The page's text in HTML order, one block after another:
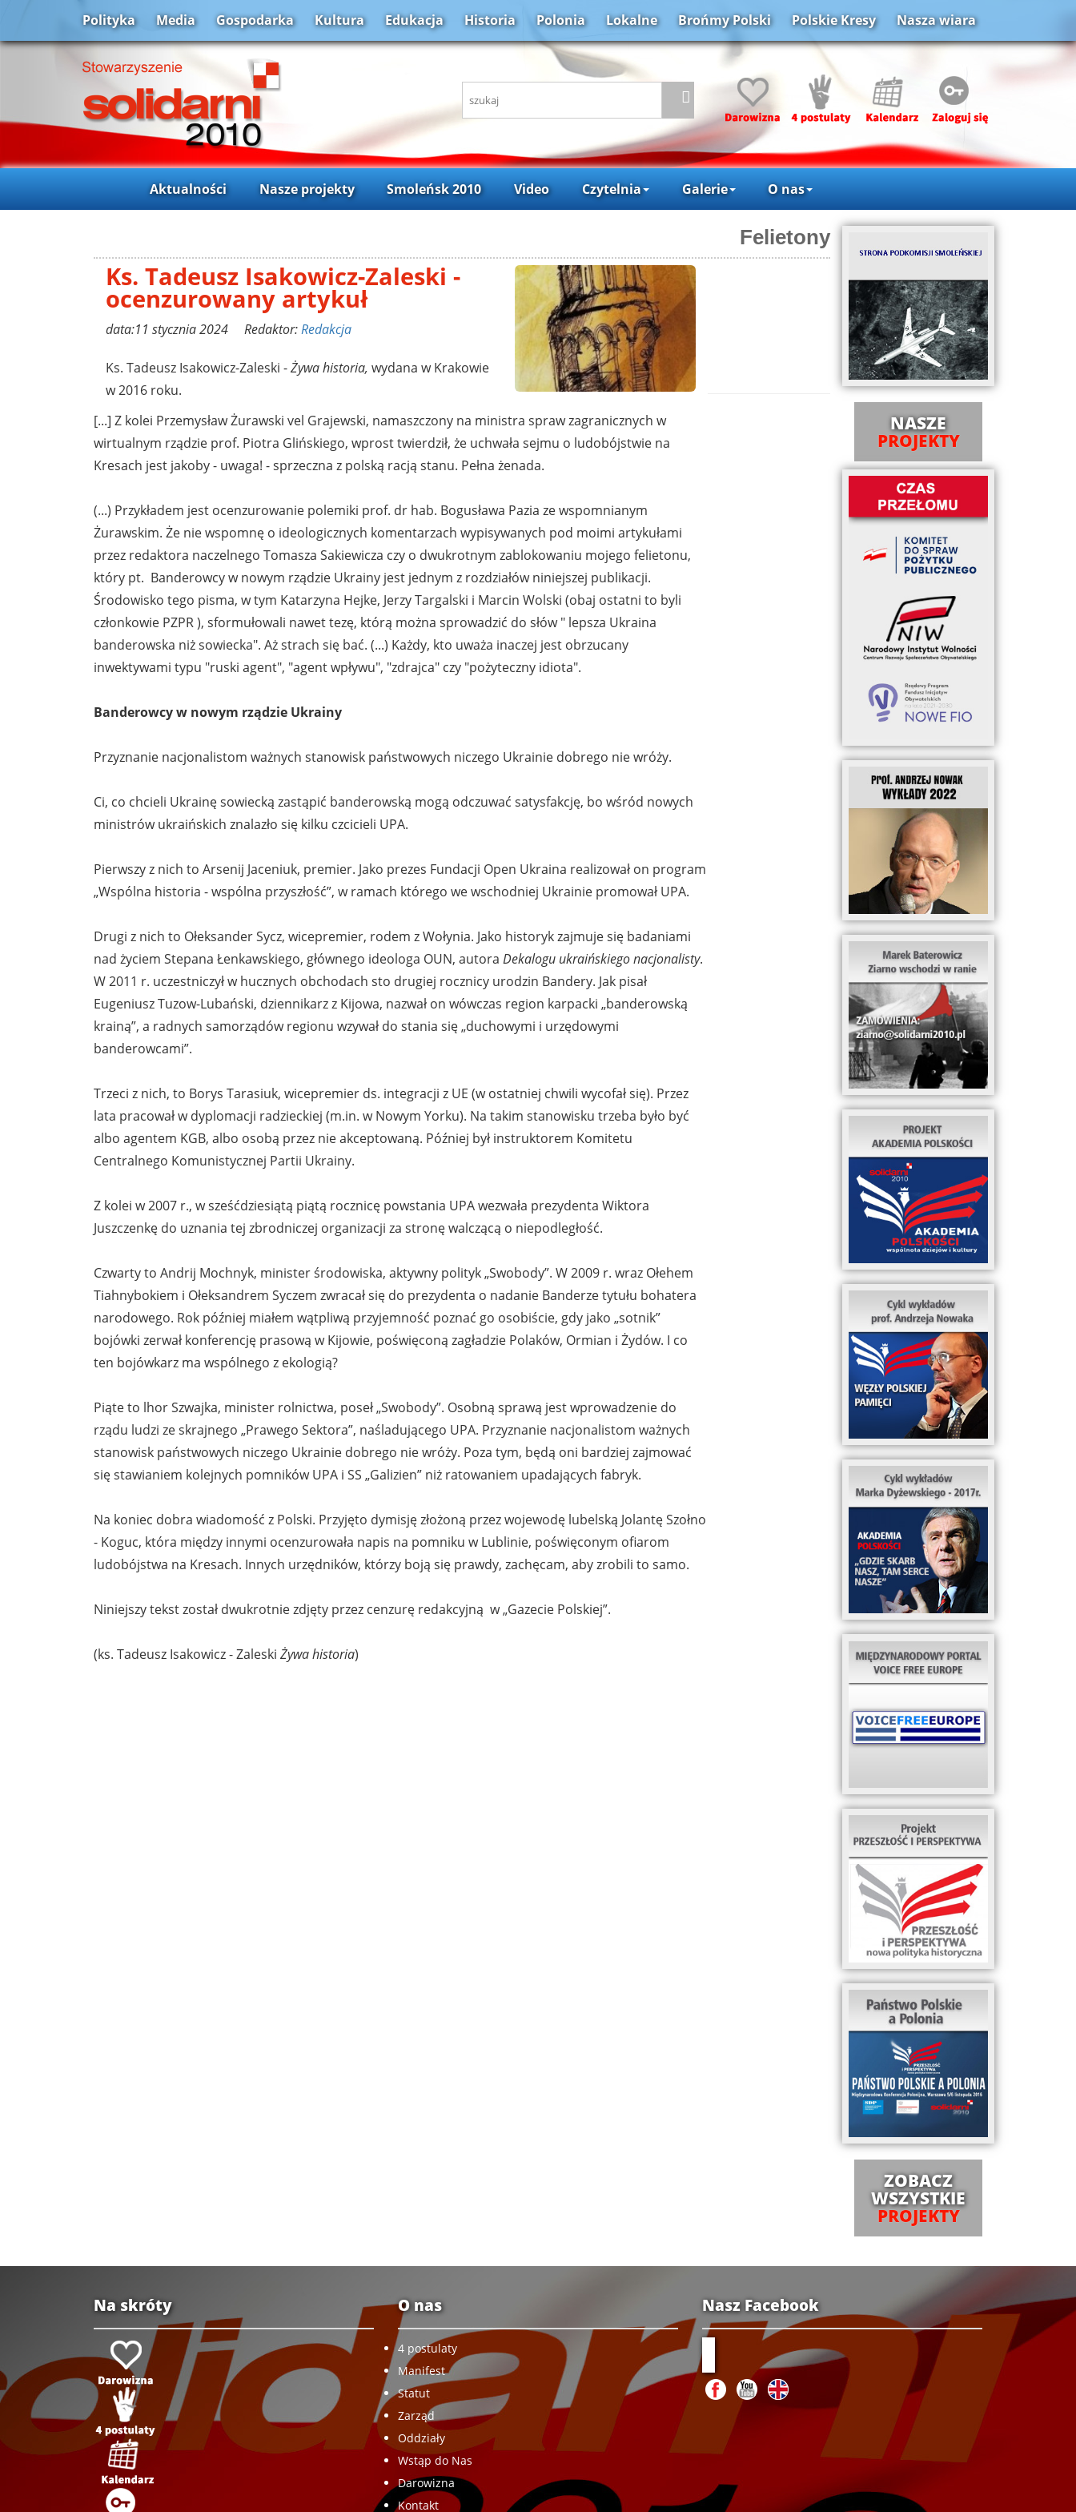
Polityka Media Gospodarka Kultura Edukacja Historia Polonia Lokalne Brońmy Polski Polskie Kresy Nasza wiara
Aktualności Nasze projekty Smoleńsk 2010 Video Czytelnia Galerie O nas
Felietony
Ks. Tadeusz Isakowicz-Zaleski -
ocenzurowany artykuł
data:11 stycznia 2024 Redaktor:Redakcja
Ks. Tadeusz Isakowicz-Zaleski -Żywa historia, wydana w Krakowie
w 2016 roku.
[...] Z kolei Przemysław Żurawski vel Grajewski, namaszczony na ministra spraw zagranicznych w
wirtualnym rządzie prof. Piotra Glińskiego, wprost twierdził, że uchwała sejmu o ludobójstwie na
Kresach jest jakoby - uwaga! - sprzeczna z polską racją stanu. Pełna żenada.
(...) Przykładem jest ocenzurowanie polemiki prof. dr hab. Bogusława Pazia ze wspomnianym
Żurawskim. Że nie wspomnę o ideologicznych komentarzach wypisywanych pod moimi artykułami
przez redaktora naczelnego Tomasza Sakiewicza czy o dwukrotnym zablokowaniu mojego felietonu,
który pt. Banderowcy w nowym rządzie Ukrainy jest jednym z rozdziałów niniejszej publikacji.
Środowisko tego pisma, w tym Katarzyna Hejke, Jerzy Targalski i Marcin Wolski (obaj ostatni to byli
członkowie PZPR ), sformułowali nawet tezę, którą można sprowadzić do słów " lepsza Ukraina
banderowska niż sowiecka". Aż strach się bać. (...) Każdy, kto uważa inaczej jest obrzucany
inwektywami typu "ruski agent", "agent wpływu", "zdrajca" czy "pożyteczny idiota".
Banderowcy w nowym rządzie Ukrainy
Przyznanie nacjonalistom ważnych stanowisk państwowych niczego Ukrainie dobrego nie wróży.
Ci, co chcieli Ukrainę sowiecką zastąpić banderowską mogą odczuwać satysfakcję, bo wśród nowych
ministrów ukraińskich znalazło się kilku czcicieli UPA.
Pierwszy z nich to Arsenij Jaceniuk, premier. Jako prezes Fundacji Open Ukraina realizował on program
„Wspólna historia - wspólna przyszłość”, w ramach którego we wschodniej Ukrainie promował UPA.
Drugi z nich to Ołeksander Sycz, wicepremier, rodem z Wołynia. Jako historyk zajmuje się badaniami
nad życiem Stepana Łenkawskiego, głównego ideologa OUN, autora Dekalogu ukraińskiego nacjonalisty.
W 2011 r. uczestniczył w hucznych obchodach sto drugiej rocznicy urodzin Bandery. Jak pisał
Eugeniusz Tuzow-Lubański, dziennikarz z Kijowa, nazwał on wówczas region karpacki „banderowską
krainą”, a radnych samorządów regionu wzywał do stania się „duchowymi i urzędowymi
banderowcami”.
Trzeci z nich, to Borys Tarasiuk, wicepremier ds. integracji z UE (w ostatniej chwili wycofał się). Przez
lata pracował w dyplomacji radzieckiej (m.in. w Nowym Yorku). Na takim stanowisku trzeba było być
albo agentem KGB, albo osobą przez nie akceptowaną. Później był instruktorem Komitetu
Centralnego Komunistycznej Partii Ukrainy.
Z kolei w 2007 r., w sześćdziesiątą piątą rocznicę powstania UPA wezwała prezydenta Wiktora
Juszczenkę do uznania tej zbrodniczej organizacji za stronę walczącą o niepodległość.
Czwarty to Andrij Mochnyk, minister środowiska, aktywny polityk „Swobody”. W 2009 r. wraz Ołehem
Tiahnybokiem i Ołeksandrem Syczem zwracał się do prezydenta o nadanie Banderze tytułu bohatera
narodowego. Rok później miałem wątpliwą przyjemność poznać go osobiście, gdy jako „sotnik”
bojówki zerwał konferencję prasową w Kijowie, poświęconą zagładzie Polaków, Ormian i Żydów. I co
ten bojówkarz ma wspólnego z ekologią?
Piąte to lhor Szwajka, minister rolnictwa, poseł „Swobody”. Osobną sprawą jest wprowadzenie do
rządu ludzi ze skrajnego „Prawego Sektora”, naśladującego UPA. Przyznanie nacjonalistom ważnych
stanowisk państwowych niczego Ukrainie dobrego nie wróży. Poza tym, będą oni bardziej zajmować
się stawianiem kolejnych pomników UPA i SS „Galizien” niż ratowaniem upadających fabryk.
Na koniec dobra wiadomość z Polski. Przyjęto dymisję złożoną przez wojewodę lubelską Jolantę Szołno
- Koguc, która między innymi ocenzurowała napis na pomniku w Lublinie, poświęconym ofiarom
ludobójstwa na Kresach. Innych urzędników, którzy boją się prawdy, zachęcam, aby zrobili to samo.
Niniejszy tekst został dwukrotnie zdjęty przez cenzurę redakcyjną w „Gazecie Polskiej”.
(ks. Tadeusz Isakowicz - Zaleski Żywa historia)
NASZE
PROJEKTY
ZOBACZ
WSZYSTKIE
PROJEKTY
Na skróty O nas
4 postulaty
Manifest
Statut
Zarząd
Oddziały
Wstąp do Nas
Darowizna
Kontakt
Nasz Facebook